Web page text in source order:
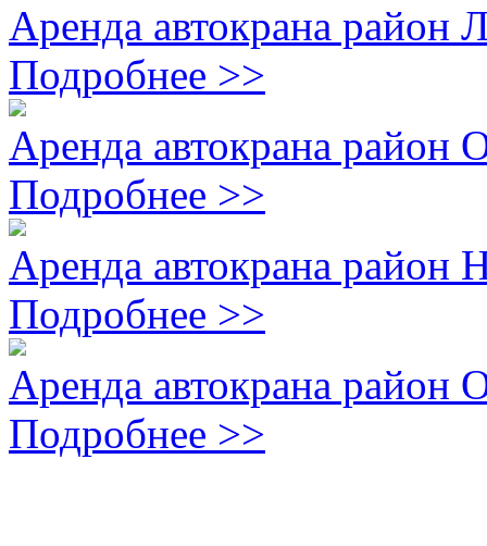
Аренда автокрана район
Подробнее >>
Аренда автокрана район
Подробнее >>
Аренда автокрана район
Подробнее >>
Аренда автокрана
Подробнее >>